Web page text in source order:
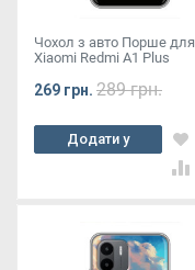
Чохол з авто Порше для
Xiaomi Redmi A1 Plus
269 грн. 289 грн.
Додати у
кошик